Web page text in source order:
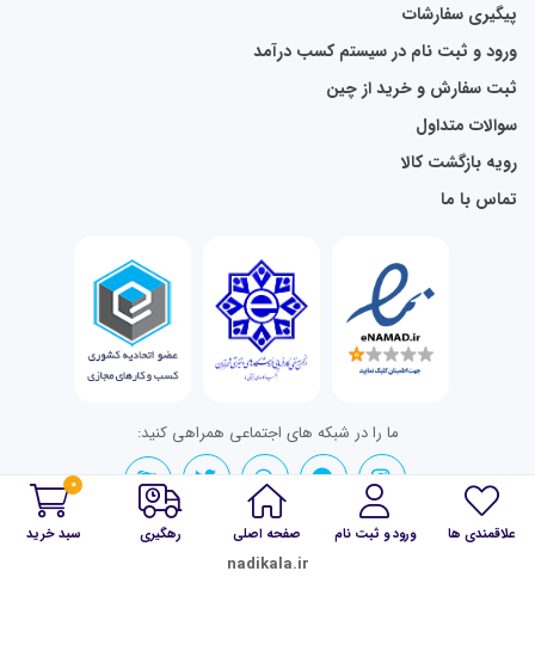
0
سبد خرید رهگیری صفحه اصلی ورود و ثبت نام علاقمندی ها
nadikala.ir
پیگیری سفارشات
ورود و ثبت نام در سیستم کسب درآمد
ثبت سفارش و خرید از چین
سوالات متداول
رویه بازگشت کالا
تماس با ما
ما را در شبکه های اجتماعی همراهی کنید:
تمامی حقوق برای nadikala.ir محفوظ است.